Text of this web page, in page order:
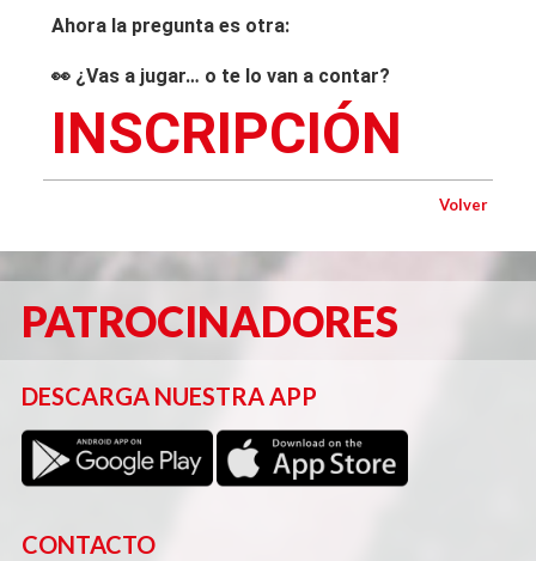
Ahora la pregunta es otra:
👀 ¿Vas a jugar… o te lo van a contar?
INSCRIPCIÓN
Volver
PATROCINADORES
DESCARGA NUESTRA APP
CONTACTO